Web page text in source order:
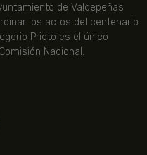
de Valdepeñas
los actos del centenario
Prieto es el único
Nacional.